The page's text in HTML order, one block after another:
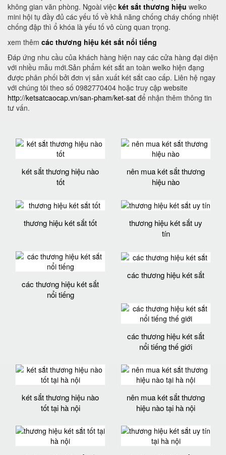
không gian văn phòng. Ngoài việc két sắt thương hiệu welko
mini hội tụ đầy đủ các yếu tố về khả năng chống cháy chống nhiệt
chống đập thì ổ khóa là yếu tố vô cùng quan trọng.
xem thêm các thương hiệu két sắt nổi tiếng
Đáp ứng nhu cầu của khách hàng hiện nay các cửa hàng đại diện
với nhiều mẫu mới.Sản phẩm két sắt an toàn welko hiện đạng
được phân phối bởi đơn vị sản xuất két sắt cao cấp. Liên hệ ngay
với chúng tôi theo số 0982770404 hoặc truy cập website
http://ketsatcaocap.vn/san-pham/ket-sat để nhận thêm thông tin
tư vấn.
két sắt thương hiệu nào
tốt
nên mua két sắt thương
hiệu nào
thương hiệu két sắt tốt
thương hiệu két sắt uy
tín
các thương hiệu két sắt
nổi tiếng
các thương hiệu két sắt
các thương hiệu két sắt
nổi tiếng thế giới
két sắt thương hiệu nào
tốt tại hà nội
nên mua két sắt thương
hiệu nào tại hà nội